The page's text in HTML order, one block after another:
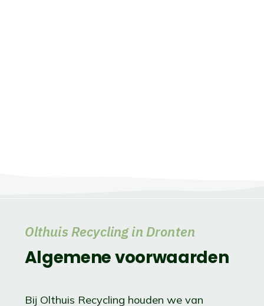
Olthuis Recycling in Dronten
Algemene voorwaarden
Bij Olthuis Recycling houden we van